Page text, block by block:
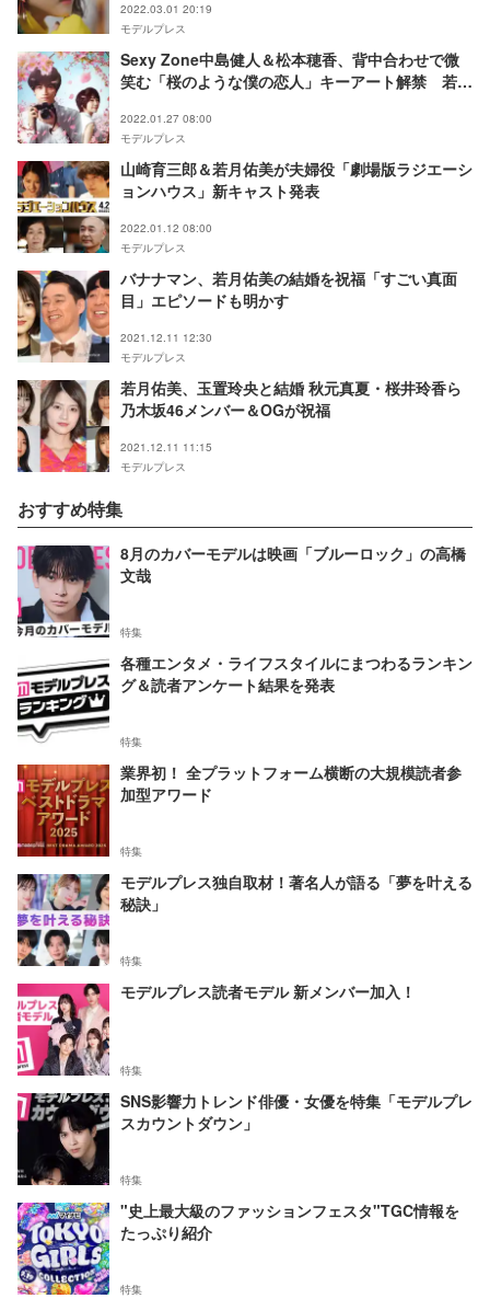
2022.03.01 20:19
モデルプレス
Sexy Zone中島健人＆松本穂香、背中合わせで微
笑む「桜のような僕の恋人」キーアート解禁 若月
2022.01.27 08:00
モデルプレス
山崎育三郎＆若月佑美が夫婦役「劇場版ラジエーシ
ョンハウス」新キャスト発表
2022.01.12 08:00
モデルプレス
バナナマン、若月佑美の結婚を祝福「すごい真面
目」エピソードも明かす
2021.12.11 12:30
モデルプレス
若月佑美、玉置玲央と結婚 秋元真夏・桜井玲香ら
乃木坂46メンバー＆OGが祝福
2021.12.11 11:15
モデルプレス
おすすめ特集
8月のカバーモデルは映画「ブルーロック」の高橋
文哉
特集
各種エンタメ・ライフスタイルにまつわるランキン
グ＆読者アンケート結果を発表
特集
業界初！ 全プラットフォーム横断の大規模読者参
加型アワード
特集
モデルプレス独自取材！著名人が語る「夢を叶える
秘訣」
特集
モデルプレス読者モデル 新メンバー加入！
特集
SNS影響力トレンド俳優・女優を特集「モデルプレ
スカウントダウン」
特集
"史上最大級のファッションフェスタ"TGC情報を
たっぷり紹介
特集